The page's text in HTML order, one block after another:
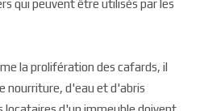
qui peuvent être utilisés par les
la prolifération des cafards, il
nourriture, d'eau et d'abris